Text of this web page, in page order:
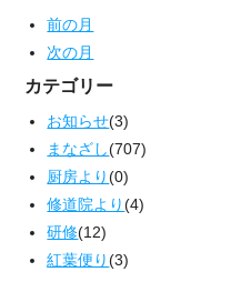
前の月
次の月
カテゴリー
お知らせ(3)
まなざし(707)
厨房より(0)
修道院より(4)
研修(12)
紅葉便り(3)